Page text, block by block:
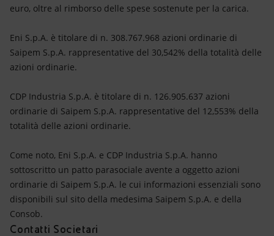
euro, oltre al rimborso delle spese sostenute per la carica.
Eni S.p.A. è titolare di n. 308.767.968 azioni ordinarie di
Saipem S.p.A. rappresentative del 30,542% della totalità delle
azioni ordinarie.
CDP Industria S.p.A. è titolare di n. 126.905.637 azioni
ordinarie di Saipem S.p.A. rappresentative del 12,553% della
totalità delle azioni ordinarie.
Come noto, Eni S.p.A. e CDP Industria S.p.A. hanno
sottoscritto un patto parasociale avente a oggetto azioni
ordinarie di Saipem S.p.A. le cui informazioni essenziali sono
disponibili sul sito della medesima Saipem S.p.A. e della
Consob.
Contatti Societari